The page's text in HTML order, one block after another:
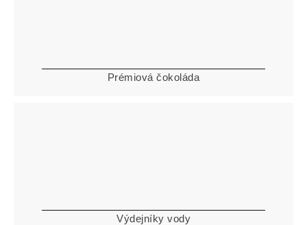
Prémiová čokoláda
Výdejníky vody